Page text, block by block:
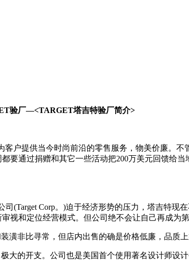
验厂—<TARGET塔吉特验厂简介>
户提供当今时尚前沿的零售服务，物美价廉。不
通过捐赠和其它一些活动把200万美元回馈给
(Target Corp。)迫于经济形势的压力，塔吉特现
视和定位经营模式。但公司绝不会让自己再成为第
非比寻常，但店内出售的确是价格低廉，品质上
大的开支。公司也是美国首个使用著名设计师设